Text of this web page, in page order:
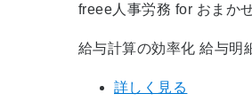
freee人事労務 for おまか
給与計算の効率化 給与明
詳しく見る